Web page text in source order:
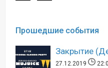
Прошедшие события
Закрытие
27.12.2019